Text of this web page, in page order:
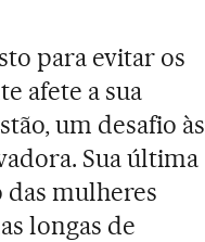
para evitar os
afete a sua
um desafio às
Sua última
das mulheres
longas de